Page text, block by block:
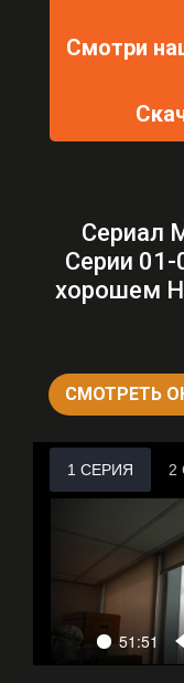
Смотри
Сериал
Серии 01-
хорошем
СМОТРЕТЬ